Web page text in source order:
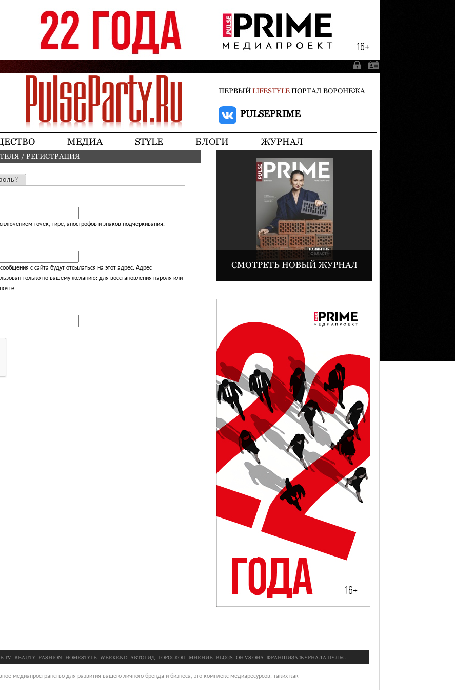
ПЕРВЫЙLIFESTYLEПОРТАЛ ВОРОНЕЖА
PULSEPRIME
МЕДИА STYLE БЛОГИ ЖУРНАЛ
/ РЕГИСТРАЦИЯ
точек, тире, апострофов и знаков подчеркивания.
с сайта будут отсылаться на этот адрес. Адрес
только по вашему желанию: для восстановления пароля или
СМОТРЕТЬ НОВЫЙ ЖУРНАЛ
TV BEAUTY FASHION HOMESTYLE WEEKEND АВТОГИД ГОРОСКОП МНЕНИЕ BLOGS OН VS ОНА ФРАНШИЗА ЖУРНАЛА ПУЛЬС
медиапространство для развития вашего личного бренда и бизнеса, это комплекс медиаресурсов, таких как